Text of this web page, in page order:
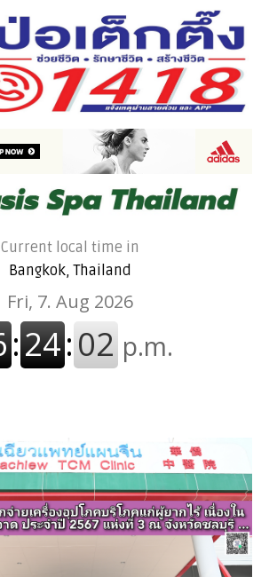
Current local time in
Bangkok, Thailand